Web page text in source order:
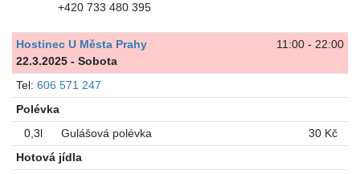
+420 733 480 395
11:00 - 22:00
Hostinec U Města Prahy
22.3.2025 - Sobota
Tel: 606 571 247
Polévka
0,3l
Gulášová polévka
30 Kč
Hotová jídla